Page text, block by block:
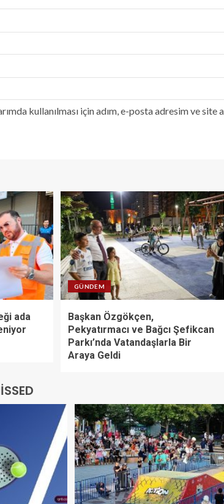
kullanılması için adım, e-posta adresim ve site
ada
GÜNDEM
Başkan Özgökçen,
Pekyatırmacı ve Bağcı Şefikcan
Parkı’nda Vatandaşlarla Bir
Araya Geldi